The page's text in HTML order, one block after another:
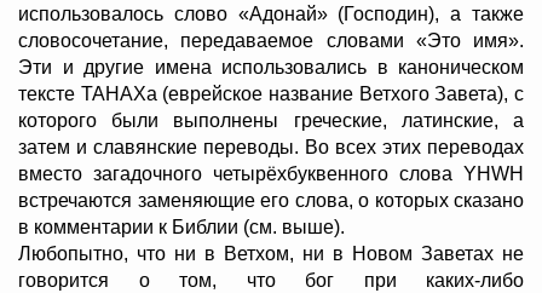
использовалось слово «Адонай» (Господин), а также
словосочетание, передаваемое словами «Это имя».
Эти и другие имена использовались в каноническом
тексте ТАНАХа (еврейское название Ветхого Завета), с
которого были выполнены греческие, латинские, а
затем и славянские переводы. Во всех этих переводах
вместо загадочного четырёхбуквенного слова YHWH
встречаются заменяющие его слова, о которых сказано
в комментарии к Библии (см. выше).
Любопытно, что ни в Ветхом, ни в Новом Заветах не
говорится о том, что бог при каких-либо